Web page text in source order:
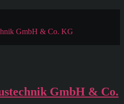
GmbH & Co. KG
GmbH & Co.